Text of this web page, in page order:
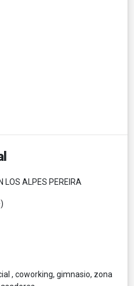
LOS ALPES PEREIRA
, coworking, gimnasio, zona